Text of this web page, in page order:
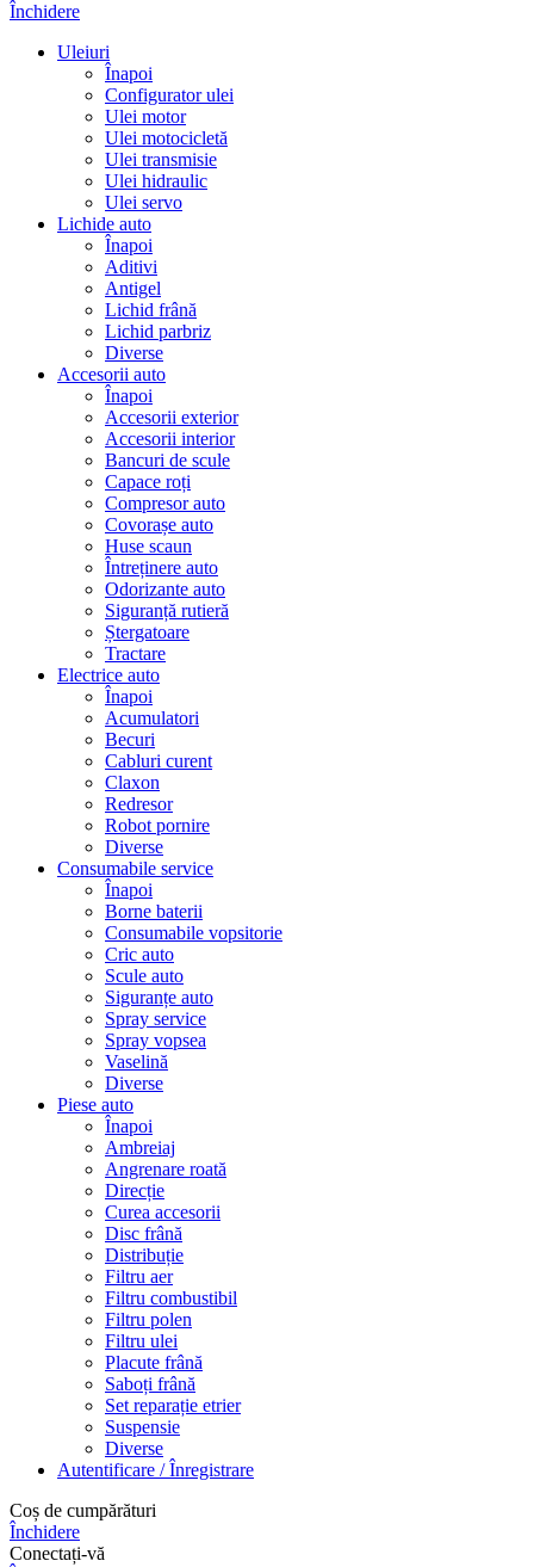
Închidere
Uleiuri
Înapoi
Configurator ulei
Ulei motor
Ulei motocicletă
Ulei transmisie
Ulei hidraulic
Ulei servo
Lichide auto
Înapoi
Aditivi
Antigel
Lichid frână
Lichid parbriz
Diverse
Accesorii auto
Înapoi
Accesorii exterior
Accesorii interior
Bancuri de scule
Capace roți
Compresor auto
Covorașe auto
Huse scaun
Întreținere auto
Odorizante auto
Siguranță rutieră
Ștergatoare
Tractare
Electrice auto
Înapoi
Acumulatori
Becuri
Cabluri curent
Claxon
Redresor
Robot pornire
Diverse
Consumabile service
Înapoi
Borne baterii
Consumabile vopsitorie
Cric auto
Scule auto
Siguranțe auto
Spray service
Spray vopsea
Vaselină
Diverse
Piese auto
Înapoi
Ambreiaj
Angrenare roată
Direcție
Curea accesorii
Disc frână
Distribuție
Filtru aer
Filtru combustibil
Filtru polen
Filtru ulei
Placute frână
Saboți frână
Set reparație etrier
Suspensie
Diverse
Autentificare / Înregistrare
Coș de cumpărături
Închidere
Conectați-vă